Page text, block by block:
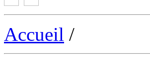
Accueil /